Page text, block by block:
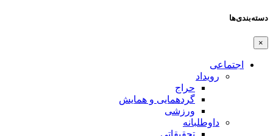
دسته‌بندی‌ها
×
اجتماعی
رویداد
حراج
گردهمایی و همایش
ورزشی
داوطلبانه